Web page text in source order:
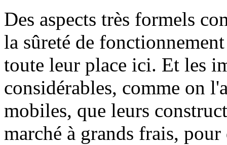
Des aspects très formels
la sûreté de
toute leur place ici. Et les
considérables, comme on
mobiles, que leurs
marché à grands frais,